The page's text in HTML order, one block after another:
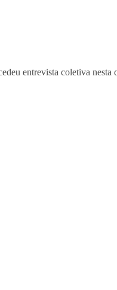
entrevista coletiva nesta